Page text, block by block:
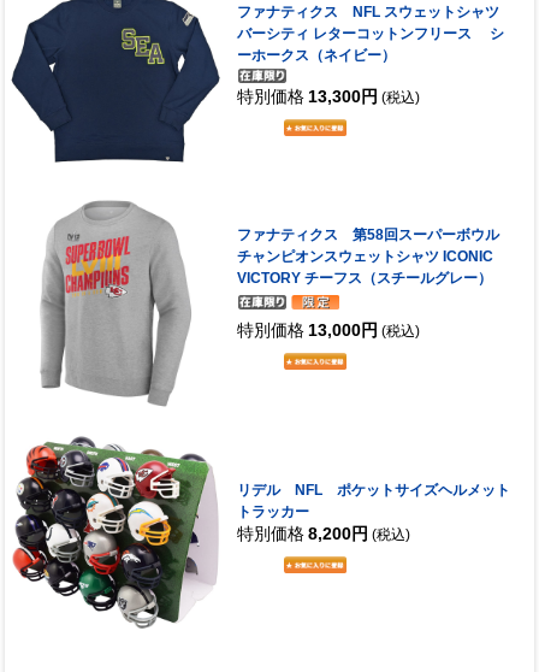
ファナティクス NFL スウェットシャツ
バーシティ レターコットンフリース シ
ーホークス（ネイビー）
特別価格 13,300円 (税込)
ファナティクス 第58回スーパーボウル
チャンピオンスウェットシャツ ICONIC
VICTORY チーフス（スチールグレー）
特別価格 13,000円 (税込)
リデル NFL ポケットサイズヘルメット
トラッカー
特別価格 8,200円 (税込)